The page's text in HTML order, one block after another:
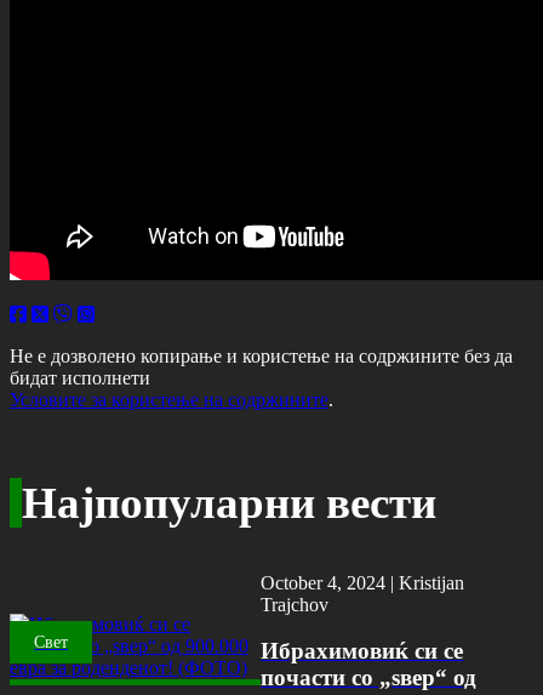
Не е дозволено копирање и користење на содржините без да
бидат исполнети
Условите за користење на содржините.
Најпопуларни вести
Свет
October 4, 2024 |Kristijan
Trajchov
Ибрахимовиќ си се
почасти со „ѕвер“ од